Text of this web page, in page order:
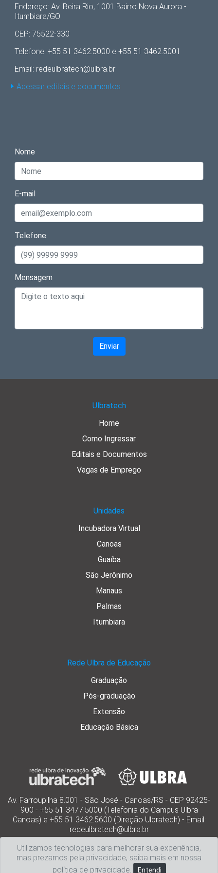
Endereço: Av. Beira Rio, 1001 Bairro Nova Aurora -
Itumbiara/GO
CEP: 75522-330
Telefone: +55 51 3462.5000 e +55 51 3462.5001
Email: redeulbratech@ulbra.br
Acessar editais e documentos
Nome
E-mail
Telefone
Mensagem
Enviar
Ulbratech
Home
Como Ingressar
Editais e Documentos
Vagas de Emprego
Unidades
Incubadora Virtual
Canoas
Guaíba
São Jerônimo
Manaus
Palmas
Itumbiara
Rede Ulbra de Educação
Graduação
Pós-graduação
Extensão
Educação Básica
Av. Farroupilha 8.001 - São José - Canoas/RS - CEP 92425-
900 - +55 51 3477.5000 (Telefonia do Campus Ulbra
Canoas) e +55 51 3462.5600 (Direção Ulbratech) - Email:
redeulbratech@ulbra.br
Utilizamos tecnologias para melhorar sua experiência,
mas prezamos pela privacidade, saiba mais em nossa
política de privacidade
Entendi